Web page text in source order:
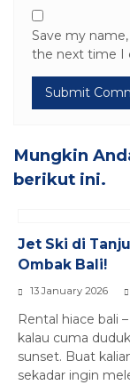
Save my
the next time I
Mungkin
berikut ini.
Jet Ski di
Ombak Bali!
13 January 2026
Rental hiace bali
kalau cuma
sunset. Buat
sekadar ingin